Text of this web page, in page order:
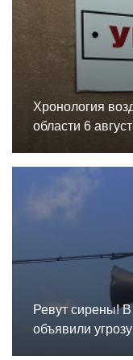
Хронология
области 6
Ревут сирены!
объявили